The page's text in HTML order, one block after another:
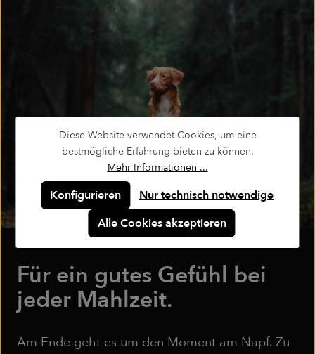
Für ein gutes Gefühl bei
jeder Mahlzeit.
Am Ende geht es um den Moment am Napf. Zu
Diese Website verwendet Cookies, um eine
bestmögliche Erfahrung bieten zu können.
Mehr Informationen ...
Nur technisch notwendige
Konfigurieren
Alle Cookies akzeptieren